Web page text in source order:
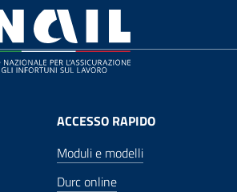
ACCESSO RAPIDO
Moduli e modelli
Durc online